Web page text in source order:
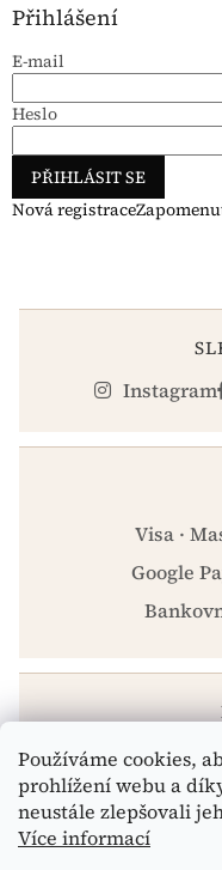
Používáme cookies,
prohlížení webu a
neustále zlepšovali
Více informací
Přihlášení
E-mail
Heslo
PŘIHLÁSIT SE
Nová registrace
Instagram
Visa ·
Google
Zásilkovna ·